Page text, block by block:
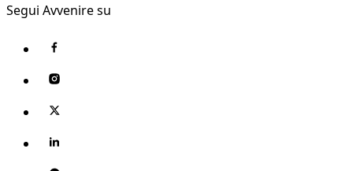
Segui Avvenire su